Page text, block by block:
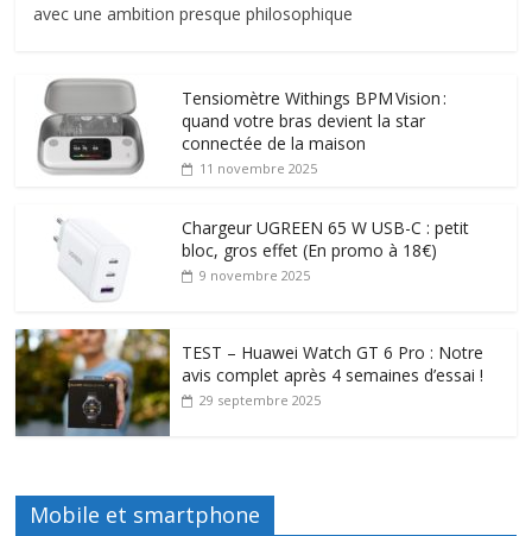
avec une ambition presque philosophique
Tensiomètre Withings BPM Vision :
quand votre bras devient la star
connectée de la maison
11 novembre 2025
Chargeur UGREEN 65 W USB-C : petit
bloc, gros effet (En promo à 18€)
9 novembre 2025
TEST – Huawei Watch GT 6 Pro : Notre
avis complet après 4 semaines d’essai !
29 septembre 2025
Mobile et smartphone